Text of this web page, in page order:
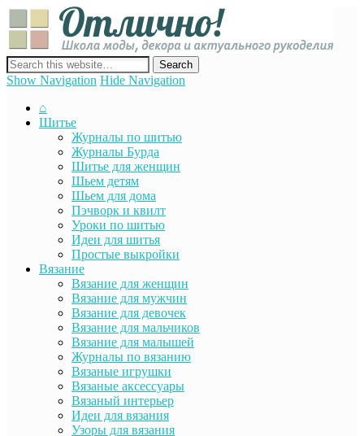
сайт о декоре, дизайне и моде, вязании, шитье и других видах
рукоделия
Show Navigation Hide Navigation
⌂
Шитье
Журналы по шитью
Журналы Бурда
Шитье для женщин
Шьем детям
Шьем для дома
Пэчворк и квилт
Уроки по шитью
Идеи для шитья
Простые выкройки
Вязание
Вязание для женщин
Вязание для мужчин
Вязание для девочек
Вязание для мальчиков
Вязание для малышей
Журналы по вязанию
Вязаные игрушки
Вязаные аксессуары
Вязаный интерьер
Идеи для вязания
Узоры для вязания